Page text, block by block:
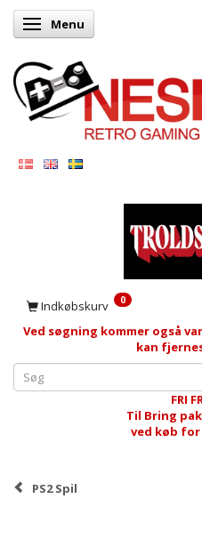
Skifte navigation
Menu
Indkøbskurv 0
Ved søgning kommer også
kan
FRI
Til Bring
ved køb for
PS2 Spil